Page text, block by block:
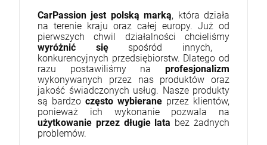
CarPassion jest polską marką, która działa
na terenie kraju oraz całej europy. Już od
pierwszych chwil działalności chcieliśmy
wyróżnić sięspośród innych,
konkurencyjnych przedsiębiorstw. Dlatego od
razu postawiliśmy na profesjonalizm
wykonywanych przez nas produktów oraz
jakość świadczonych usług. Nasze produkty
są bardzo często wybierane przez klientów,
ponieważ ich wykonanie pozwala na
użytkowanie przez długie lata bez żadnych
problemów.